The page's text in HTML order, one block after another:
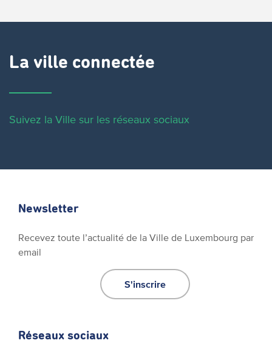
La ville connectée
Suivez la Ville sur les réseaux sociaux
Newsletter
Recevez toute l’actualité de la Ville de Luxembourg par
email
S'inscrire
Réseaux sociaux